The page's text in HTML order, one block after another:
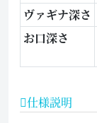
ヴァギナ深さ
お口深さ
仕様説明